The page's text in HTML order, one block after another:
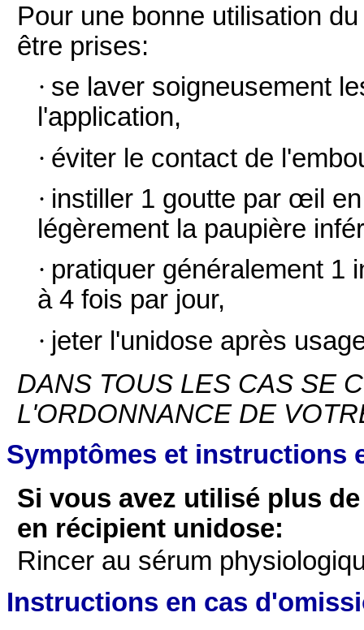
Pour une bonne utilisation
être prises:
· se laver soigneusement
l'application,
· éviter le contact de
· instiller 1 goutte par œil
légèrement la paupière
· pratiquer généralement 1
à 4 fois par jour,
· jeter l'unidose après
DANS TOUS LES CAS SE
L'ORDONNANCE DE
Symptômes et instructions
Si vous avez utilisé plus
en récipient unidose:
Rincer au sérum
Instructions en cas